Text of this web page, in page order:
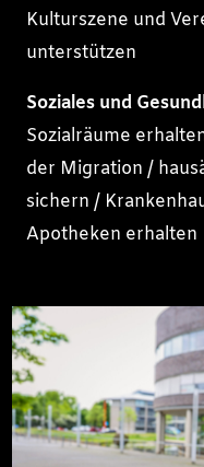
Kulturszene und
unterstützen
Soziales und
Sozialräume
der Migration /
sichern /
Apotheken erhalten